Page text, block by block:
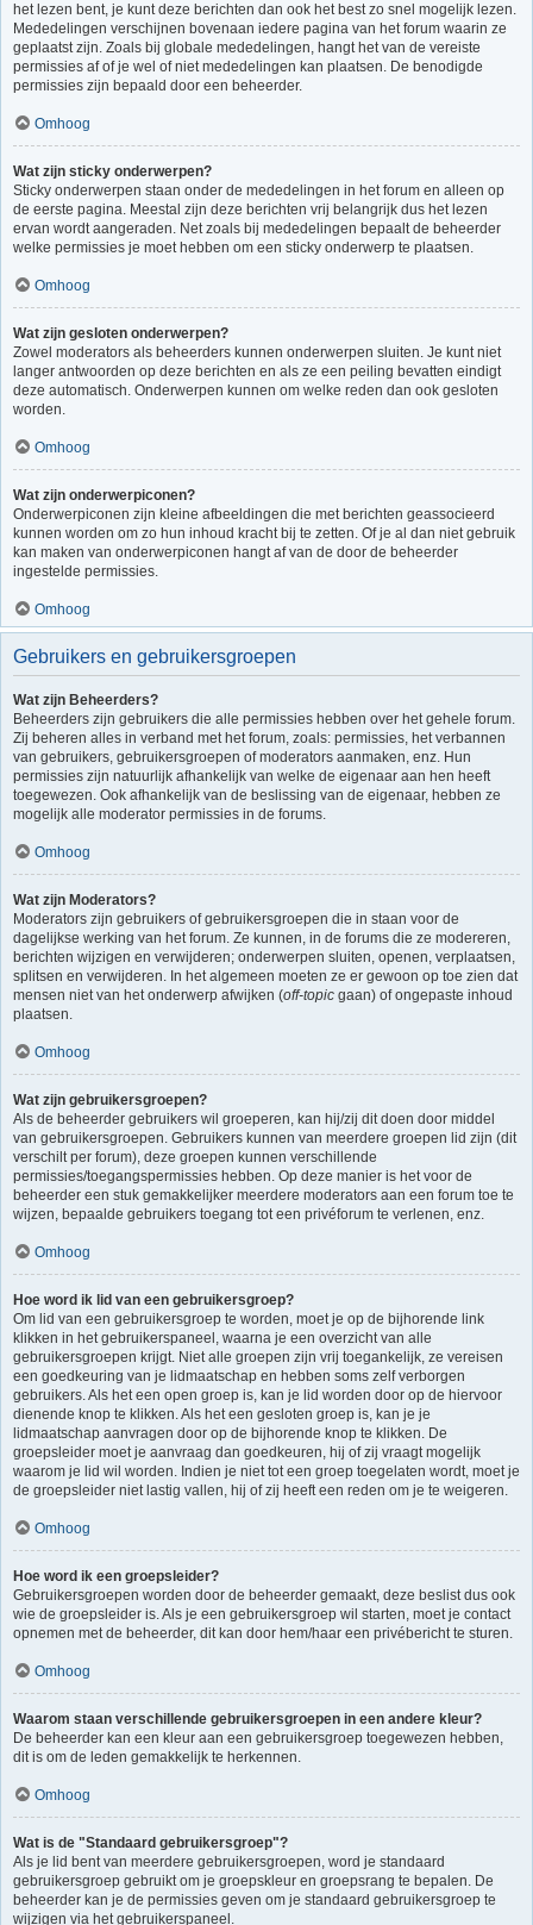
het lezen bent, je kunt deze berichten dan ook het best zo snel mogelijk lezen.
Mededelingen verschijnen bovenaan iedere pagina van het forum waarin ze
geplaatst zijn. Zoals bij globale mededelingen, hangt het van de vereiste
permissies af of je wel of niet mededelingen kan plaatsen. De benodigde
permissies zijn bepaald door een beheerder.
Omhoog
Wat zijn sticky onderwerpen?
Sticky onderwerpen staan onder de mededelingen in het forum en alleen op
de eerste pagina. Meestal zijn deze berichten vrij belangrijk dus het lezen
ervan wordt aangeraden. Net zoals bij mededelingen bepaalt de beheerder
welke permissies je moet hebben om een sticky onderwerp te plaatsen.
Omhoog
Wat zijn gesloten onderwerpen?
Zowel moderators als beheerders kunnen onderwerpen sluiten. Je kunt niet
langer antwoorden op deze berichten en als ze een peiling bevatten eindigt
deze automatisch. Onderwerpen kunnen om welke reden dan ook gesloten
worden.
Omhoog
Wat zijn onderwerpiconen?
Onderwerpiconen zijn kleine afbeeldingen die met berichten geassocieerd
kunnen worden om zo hun inhoud kracht bij te zetten. Of je al dan niet gebruik
kan maken van onderwerpiconen hangt af van de door de beheerder
ingestelde permissies.
Omhoog
Gebruikers en gebruikersgroepen
Wat zijn Beheerders?
Beheerders zijn gebruikers die alle permissies hebben over het gehele forum.
Zij beheren alles in verband met het forum, zoals: permissies, het verbannen
van gebruikers, gebruikersgroepen of moderators aanmaken, enz. Hun
permissies zijn natuurlijk afhankelijk van welke de eigenaar aan hen heeft
toegewezen. Ook afhankelijk van de beslissing van de eigenaar, hebben ze
mogelijk alle moderator permissies in de forums.
Omhoog
Wat zijn Moderators?
Moderators zijn gebruikers of gebruikersgroepen die in staan voor de
dagelijkse werking van het forum. Ze kunnen, in de forums die ze modereren,
berichten wijzigen en verwijderen; onderwerpen sluiten, openen, verplaatsen,
splitsen en verwijderen. In het algemeen moeten ze er gewoon op toe zien dat
mensen niet van het onderwerp afwijken (off-topic gaan) of ongepaste inhoud
plaatsen.
Omhoog
Wat zijn gebruikersgroepen?
Als de beheerder gebruikers wil groeperen, kan hij/zij dit doen door middel
van gebruikersgroepen. Gebruikers kunnen van meerdere groepen lid zijn (dit
verschilt per forum), deze groepen kunnen verschillende
permissies/toegangspermissies hebben. Op deze manier is het voor de
beheerder een stuk gemakkelijker meerdere moderators aan een forum toe te
wijzen, bepaalde gebruikers toegang tot een privéforum te verlenen, enz.
Omhoog
Hoe word ik lid van een gebruikersgroep?
Om lid van een gebruikersgroep te worden, moet je op de bijhorende link
klikken in het gebruikerspaneel, waarna je een overzicht van alle
gebruikersgroepen krijgt. Niet alle groepen zijn vrij toegankelijk, ze vereisen
een goedkeuring van je lidmaatschap en hebben soms zelf verborgen
gebruikers. Als het een open groep is, kan je lid worden door op de hiervoor
dienende knop te klikken. Als het een gesloten groep is, kan je je
lidmaatschap aanvragen door op de bijhorende knop te klikken. De
groepsleider moet je aanvraag dan goedkeuren, hij of zij vraagt mogelijk
waarom je lid wil worden. Indien je niet tot een groep toegelaten wordt, moet je
de groepsleider niet lastig vallen, hij of zij heeft een reden om je te weigeren.
Omhoog
Hoe word ik een groepsleider?
Gebruikersgroepen worden door de beheerder gemaakt, deze beslist dus ook
wie de groepsleider is. Als je een gebruikersgroep wil starten, moet je contact
opnemen met de beheerder, dit kan door hem/haar een privébericht te sturen.
Omhoog
Waarom staan verschillende gebruikersgroepen in een andere kleur?
De beheerder kan een kleur aan een gebruikersgroep toegewezen hebben,
dit is om de leden gemakkelijk te herkennen.
Omhoog
Wat is de "Standaard gebruikersgroep"?
Als je lid bent van meerdere gebruikersgroepen, word je standaard
gebruikersgroep gebruikt om je groepskleur en groepsrang te bepalen. De
beheerder kan je de permissies geven om je standaard gebruikersgroep te
wijzigen via het gebruikerspaneel.